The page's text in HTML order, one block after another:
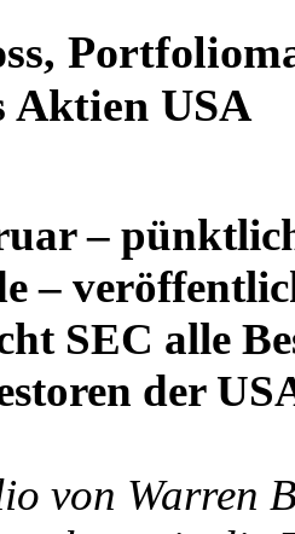
Aktien USA
–
–
SEC alle
der
von Warren